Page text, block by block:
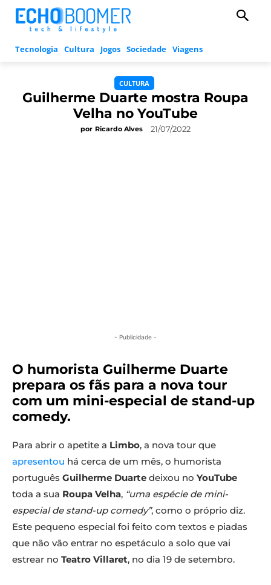
Tecnologia Cultura Jogos Sociedade Viagens
CULTURA
Guilherme Duarte mostra Roupa
Velha no YouTube
por Ricardo Alves 21/07/2022
- Publicidade -
O humorista Guilherme Duarte
prepara os fãs para a nova tour
com um mini-especial de stand-up
comedy.
Para abrir o apetite a Limbo, a nova tour que
apresentou há cerca de um mês, o humorista
português Guilherme Duarte deixou no YouTube
toda a sua Roupa Velha, “uma espécie de mini-
especial de stand-up comedy”, como o próprio diz.
Este pequeno especial foi feito com textos e piadas
que não vão entrar no espetáculo a solo que vai
estrear no Teatro Villaret, no dia 19 de setembro.